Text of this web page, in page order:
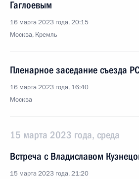
Гаглоевым
16 марта 2023 года, 20:15
Москва, Кремль
Пленарное заседание съезда
16 марта 2023 года, 16:40
Москва
15 марта 2023 года, среда
Встреча с Владиславом
15 марта 2023 года, 21:20